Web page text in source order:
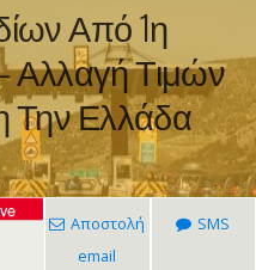
Από 1η
Αλλαγή Τιμών
Την Ελλάδα
Αποστολή
email
SMS